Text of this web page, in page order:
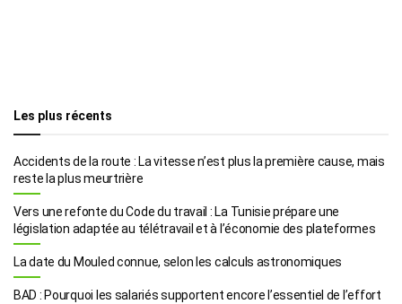
Les plus récents
Accidents de la route : La vitesse n’est plus la première cause, mais
reste la plus meurtrière
Vers une refonte du Code du travail : La Tunisie prépare une
législation adaptée au télétravail et à l’économie des plateformes
La date du Mouled connue, selon les calculs astronomiques
BAD : Pourquoi les salariés supportent encore l’essentiel de l’effort